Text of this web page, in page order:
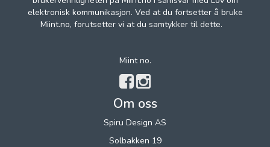
elektronisk kommunikasjon. Ved at du fortsetter å bruke
Miint.no, forutsetter vi at du samtykker til dette.
Miint no.
Om oss
Spiru Design AS
Solbakken 19